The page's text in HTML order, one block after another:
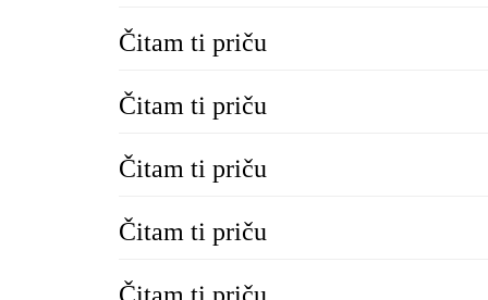
Čitam ti priču
Čitam ti priču
Čitam ti priču
Čitam ti priču